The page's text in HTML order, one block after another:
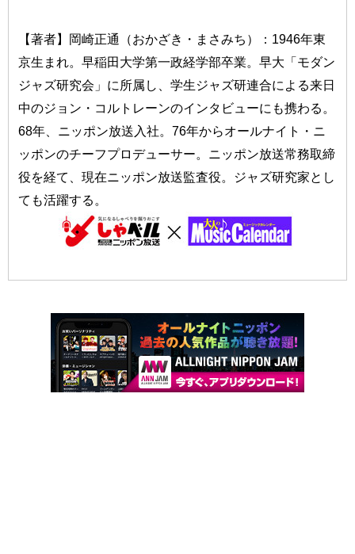
【著者】岡崎正通（おかざき・まさみち）：1946年東
京生まれ。早稲田大学第一政経学部卒業。早大「モダン
ジャズ研究会」に所属し、学生ジャズ研連合による来日
中のジョン・コルトレーンのインタビューにも携わる。
68年、ニッポン放送入社。76年からオールナイト・ニ
ッポンのチーフプロデューサー。ニッポン放送常務取締
役を経て、現在ニッポン放送監査役。ジャズ研究家とし
ても活躍する。